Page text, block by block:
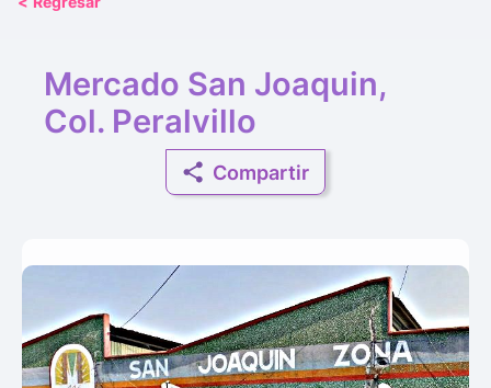
Mercado San Joaquin,
Col. Peralvillo
Compartir